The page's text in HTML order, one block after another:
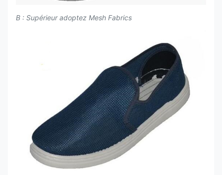
B : Supérieur adoptez Mesh Fabrics